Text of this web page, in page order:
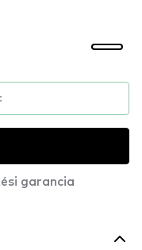
garancia